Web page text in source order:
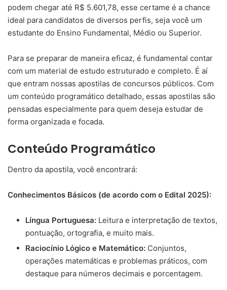
podem chegar até R$ 5.601,78, esse certame é a chance
ideal para candidatos de diversos perfis, seja você um
estudante do Ensino Fundamental, Médio ou Superior.
Para se preparar de maneira eficaz, é fundamental contar
com um material de estudo estruturado e completo. É aí
que entram nossas apostilas de concursos públicos. Com
um conteúdo programático detalhado, essas apostilas são
pensadas especialmente para quem deseja estudar de
forma organizada e focada.
Conteúdo Programático
Dentro da apostila, você encontrará:
Conhecimentos Básicos (de acordo com o Edital 2025):
Língua Portuguesa: Leitura e interpretação de textos,
pontuação, ortografia, e muito mais.
Raciocínio Lógico e Matemático: Conjuntos,
operações matemáticas e problemas práticos, com
destaque para números decimais e porcentagem.